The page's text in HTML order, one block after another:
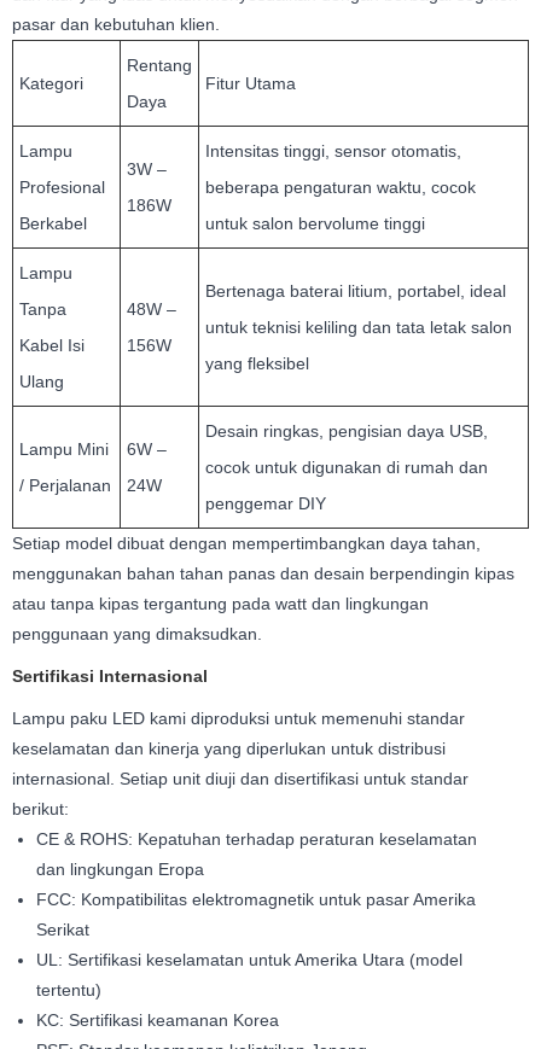
pasar dan kebutuhan klien.
Kategori
Rentang
Daya
Fitur Utama
Lampu
Profesional
Berkabel
3W –
186W
Intensitas tinggi, sensor otomatis,
beberapa pengaturan waktu, cocok
untuk salon bervolume tinggi
Lampu
Tanpa
Kabel Isi
Ulang
48W –
156W
Bertenaga baterai litium, portabel, ideal
untuk teknisi keliling dan tata letak salon
yang fleksibel
Lampu Mini
/ Perjalanan
6W –
24W
Desain ringkas, pengisian daya USB,
cocok untuk digunakan di rumah dan
penggemar DIY
Setiap model dibuat dengan mempertimbangkan daya tahan,
menggunakan bahan tahan panas dan desain berpendingin kipas
atau tanpa kipas tergantung pada watt dan lingkungan
penggunaan yang dimaksudkan.
Sertifikasi Internasional
Lampu paku LED kami diproduksi untuk memenuhi standar
keselamatan dan kinerja yang diperlukan untuk distribusi
internasional. Setiap unit diuji dan disertifikasi untuk standar
berikut:
CE & ROHS: Kepatuhan terhadap peraturan keselamatan
dan lingkungan Eropa
FCC: Kompatibilitas elektromagnetik untuk pasar Amerika
Serikat
UL: Sertifikasi keselamatan untuk Amerika Utara (model
tertentu)
KC: Sertifikasi keamanan Korea